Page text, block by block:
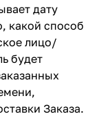
дату
какой способ
лицо/
будет
Заказа.